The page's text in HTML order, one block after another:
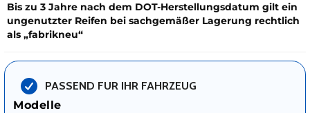
Bis zu 3 Jahre nach dem DOT-Herstellungsdatum gilt ein
ungenutzter Reifen bei sachgemäßer Lagerung rechtlich
als „fabrikneu“
PASSEND FUR IHR FAHRZEUG
Modelle